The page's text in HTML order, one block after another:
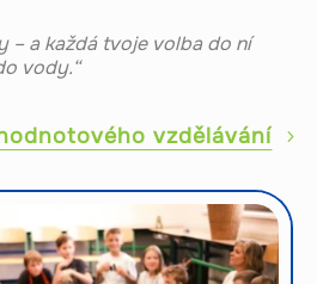
– a každá tvoje volba do ní
vody.“
vzdělávání